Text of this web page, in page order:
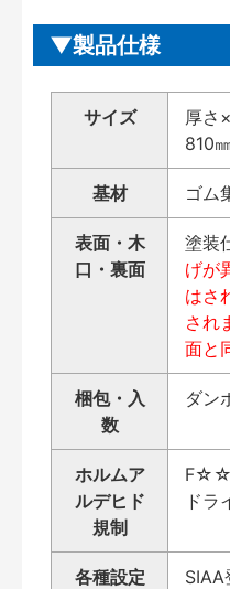
製品仕様
サイズ
厚
810㎜
基材 ゴム
表面・木
口・裏面
塗装
げが
はさ
され
面と
梱包・入
数
ダン
ホルムア
ルデヒド
規制
ドラ
各種設定
SIAA